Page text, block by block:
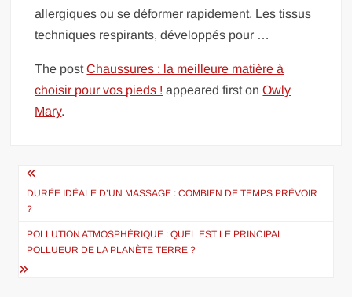
allergiques ou se déformer rapidement. Les tissus
techniques respirants, développés pour …
The postChaussures : la meilleure matière à
choisir pour vos pieds ! appeared first onOwly
Mary.
Navigation
de
l’article
DURÉE IDÉALE D’UN MASSAGE : COMBIEN DE TEMPS PRÉVOIR
?
POLLUTION ATMOSPHÉRIQUE : QUEL EST LE PRINCIPAL
POLLUEUR DE LA PLANÈTE TERRE ?